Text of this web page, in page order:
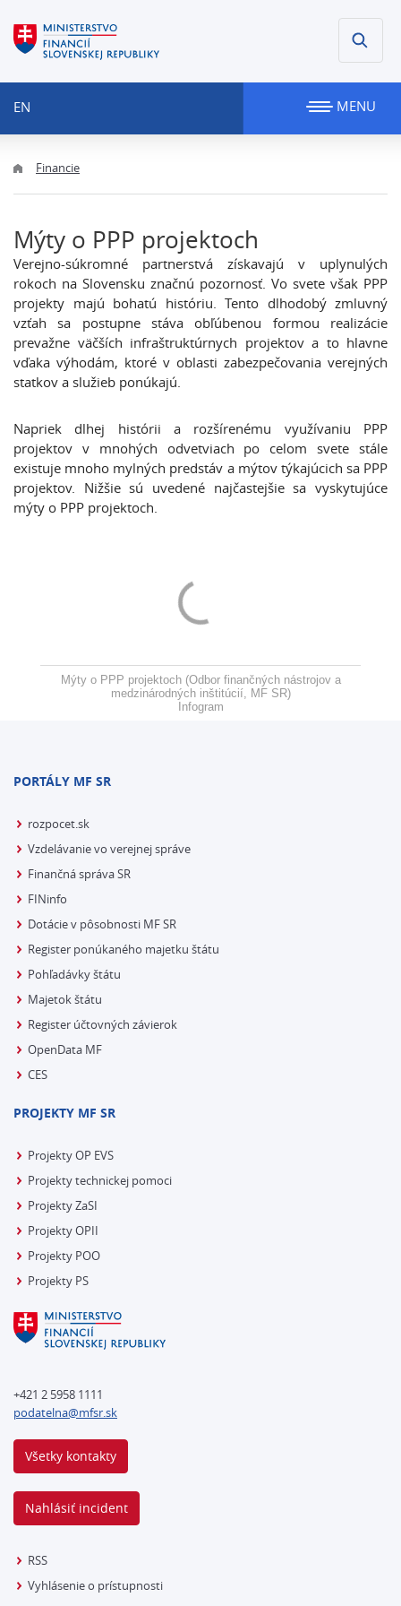
EN MENU
Financie
Mýty o PPP projektoch
Verejno-súkromné partnerstvá získavajú v uplynulých
rokoch na Slovensku značnú pozornosť. Vo svete však PPP
projekty majú bohatú históriu. Tento dlhodobý zmluvný
vzťah sa postupne stáva obľúbenou formou realizácie
prevažne väčších infraštruktúrnych projektov a to hlavne
vďaka výhodám, ktoré v oblasti zabezpečovania verejných
statkov a služieb ponúkajú.
Napriek dlhej histórii a rozšírenému využívaniu PPP
projektov v mnohých odvetviach po celom svete stále
existuje mnoho mylných predstáv a mýtov týkajúcich sa PPP
projektov. Nižšie sú uvedené najčastejšie sa vyskytujúce
mýty o PPP projektoch.
Mýty o PPP projektoch (Odbor finančných nástrojov a
medzinárodných inštitúcií, MF SR)
Infogram
PORTÁLY MF SR
rozpocet.sk
Vzdelávanie vo verejnej správe
Finančná správa SR
FINinfo
Dotácie v pôsobnosti MF SR
Register ponúkaného majetku štátu
Pohľadávky štátu
Majetok štátu
Register účtovných závierok
OpenData MF
CES
PROJEKTY MF SR
Projekty OP EVS
Projekty technickej pomoci
Projekty ZaSI
Projekty OPII
Projekty POO
Projekty PS
+421 2 5958 1111
podatelna@mfsr.sk
Všetky kontakty
Nahlásiť incident
RSS
Vyhlásenie o prístupnosti